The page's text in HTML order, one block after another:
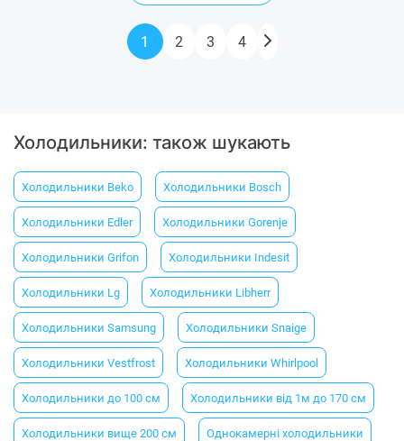
1 2 3 4
Холодильники: також шукають
Холодильники Beko Холодильники Bosсh
Холодильники Еdler Холодильники Gorenje
Холодильники Grifon Холодильники Indesit
Холодильники Lg Холодильники Libherr
Холодильники Samsung Холодильники Snaige
Холодильники Vestfrost Холодильники Whirlpool
Холодильники до 100 см Холодильники від 1м до 170 см
Холодильники вище 200 см Однокамерні холодильники